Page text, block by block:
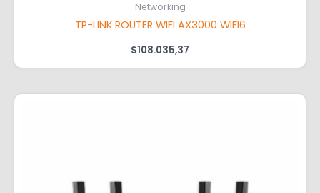
Networking
TP-LINK ROUTER WIFI AX3000 WIFI6
$108.035,37